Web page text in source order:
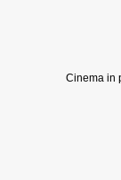
Cinema in